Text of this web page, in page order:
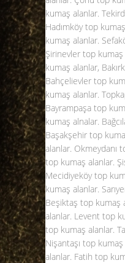
kumaş alanlar.
Hadımköy top
kumaş alanlar.
Şirinevler top
kumaş alanlar,
Bahçelievler top
kumaş alanlar.
Bayrampaşa top
kumaş alnalar.
Başakşehir top
alanlar. Okmeydanı
top kumaş alanlar.
Mecidiyeköy top
kumaş alanlar.
Beşiktaş top kumaş
alanlar. Levent top
top kumaş alanlar.
Nişantaşı top
alanlar. Fatih top